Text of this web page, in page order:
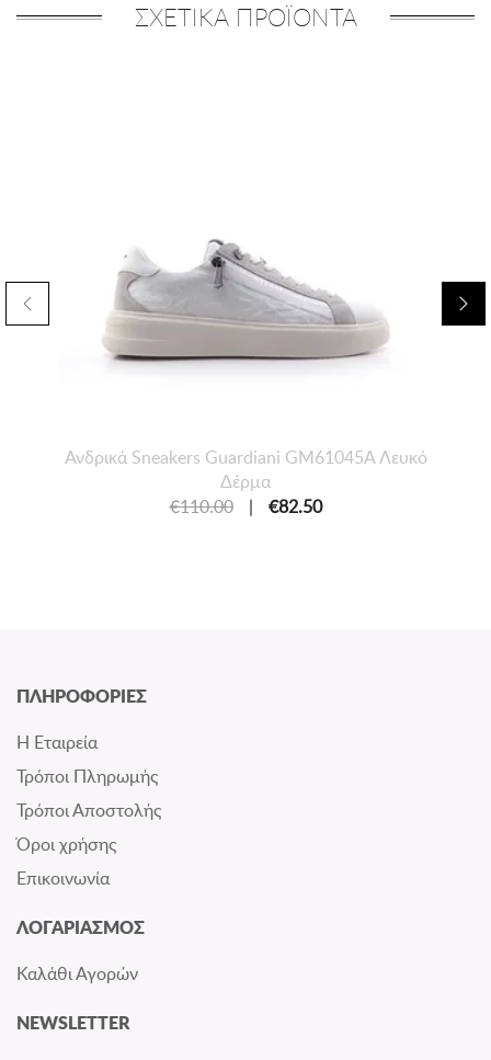
ΣΧΕΤΙΚΑ ΠΡΟΪΟΝΤΑ
Ανδρικά Sneakers Guardiani GM61045Α Λευκό
Δέρμα
€110.00
| €82.50
ΠΛΗΡΟΦΟΡΙΕΣ
Η Εταιρεία
Τρόποι Πληρωμής
Τρόποι Αποστολής
Όροι χρήσης
Επικοινωνία
ΛΟΓΑΡΙΑΣΜΟΣ
Καλάθι Αγορών
NEWSLETTER